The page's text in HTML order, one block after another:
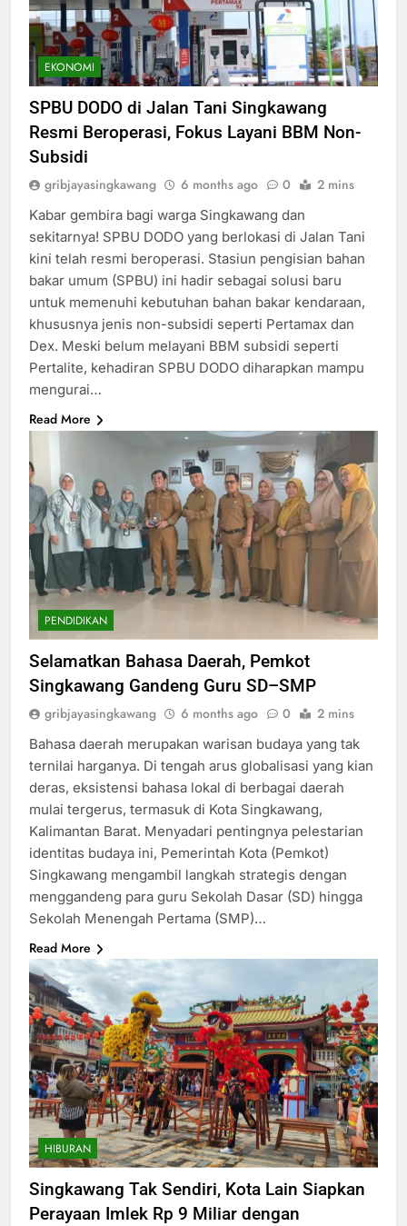
EKONOMI
SPBU DODO di Jalan Tani Singkawang
Resmi Beroperasi, Fokus Layani BBM Non-
Subsidi
gribjayasingkawang 6 months ago 0 2 mins
Kabar gembira bagi warga Singkawang dan
sekitarnya! SPBU DODO yang berlokasi di Jalan Tani
kini telah resmi beroperasi. Stasiun pengisian bahan
bakar umum (SPBU) ini hadir sebagai solusi baru
untuk memenuhi kebutuhan bahan bakar kendaraan,
khususnya jenis non-subsidi seperti Pertamax dan
Dex. Meski belum melayani BBM subsidi seperti
Pertalite, kehadiran SPBU DODO diharapkan mampu
mengurai…
Read More
PENDIDIKAN
Selamatkan Bahasa Daerah, Pemkot
Singkawang Gandeng Guru SD–SMP
gribjayasingkawang 6 months ago 0 2 mins
Bahasa daerah merupakan warisan budaya yang tak
ternilai harganya. Di tengah arus globalisasi yang kian
deras, eksistensi bahasa lokal di berbagai daerah
mulai tergerus, termasuk di Kota Singkawang,
Kalimantan Barat. Menyadari pentingnya pelestarian
identitas budaya ini, Pemerintah Kota (Pemkot)
Singkawang mengambil langkah strategis dengan
menggandeng para guru Sekolah Dasar (SD) hingga
Sekolah Menengah Pertama (SMP)…
Read More
HIBURAN
Singkawang Tak Sendiri, Kota Lain Siapkan
Perayaan Imlek Rp 9 Miliar dengan